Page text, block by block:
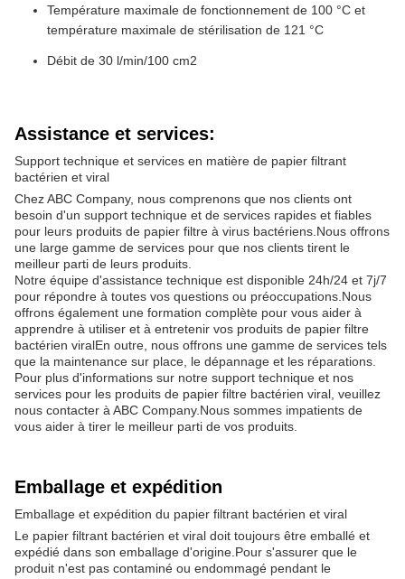
Température maximale de fonctionnement de 100 °C et
température maximale de stérilisation de 121 °C
Débit de 30 l/min/100 cm2
Assistance et services:
Support technique et services en matière de papier filtrant
bactérien et viral
Chez ABC Company, nous comprenons que nos clients ont
besoin d'un support technique et de services rapides et fiables
pour leurs produits de papier filtre à virus bactériens.Nous offrons
une large gamme de services pour que nos clients tirent le
meilleur parti de leurs produits.
Notre équipe d'assistance technique est disponible 24h/24 et 7j/7
pour répondre à toutes vos questions ou préoccupations.Nous
offrons également une formation complète pour vous aider à
apprendre à utiliser et à entretenir vos produits de papier filtre
bactérien viralEn outre, nous offrons une gamme de services tels
que la maintenance sur place, le dépannage et les réparations.
Pour plus d'informations sur notre support technique et nos
services pour les produits de papier filtre bactérien viral, veuillez
nous contacter à ABC Company.Nous sommes impatients de
vous aider à tirer le meilleur parti de vos produits.
Emballage et expédition
Emballage et expédition du papier filtrant bactérien et viral
Le papier filtrant bactérien et viral doit toujours être emballé et
expédié dans son emballage d'origine.Pour s'assurer que le
produit n'est pas contaminé ou endommagé pendant le